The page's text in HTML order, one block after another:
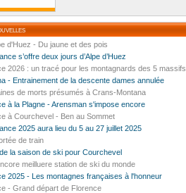
d'Huez - Du jaune et des pois
s’offre deux jours d’Alpe d’Huez
2026 : un tracé pour les montagnards des 5 massifs
- Entrainement de la descente dames annulée
de morts présumés à Crans-Montana
à la Plagne - Arensman s'impose encore
à Courchevel - Ben au Sommet
2025 aura lieu du 5 au 27 juillet 2025
de train
la saison de ski pour Courchevel
meilluere station de ski du monde
2025 - Les montagnes françaises à l'honneur
- Grand départ de Florence